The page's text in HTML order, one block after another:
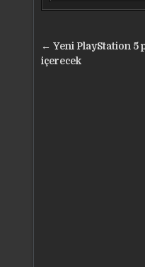
Yazı
gezinmesi
← Yeni PlayStation 5
içerecek